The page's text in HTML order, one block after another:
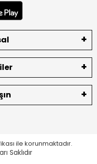
ile korunmaktadır.
Saklıdır